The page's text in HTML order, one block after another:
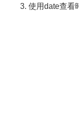
3. 使用date查看